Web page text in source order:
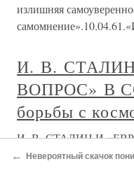
излишняя
И. В.
ВОПРОС» В
борьбы с
И. В. СТАЛИН И
истории борьбы с
← Невероятный скачок